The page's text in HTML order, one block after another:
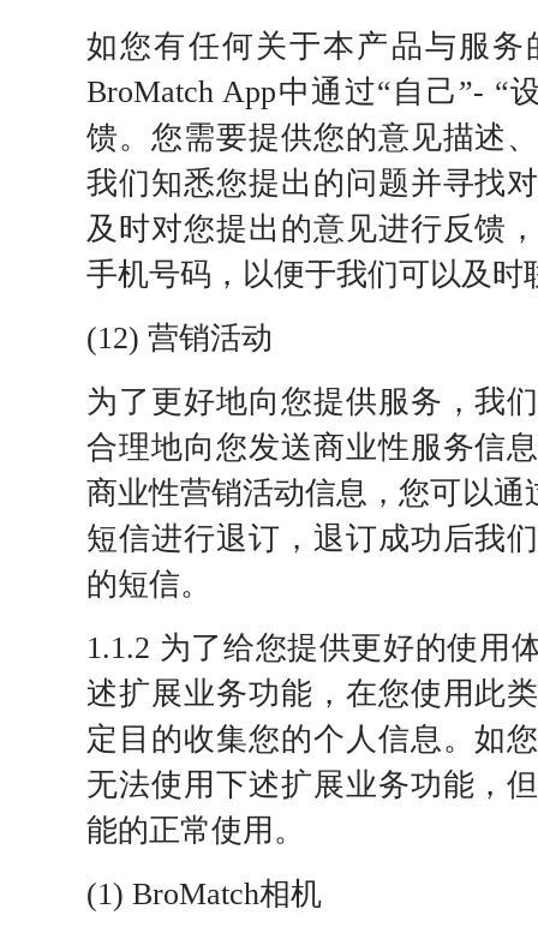
如您有任何关于本产品与服
BroMatch App中通过“自己”- “
馈。您需要提供您的意见描述
我们知悉您提出的问题并寻找
及时对您提出的意见进行反馈
手机号码，以便于我们可以及时
(12) 营销活动
为了更好地向您提供服务，我
合理地向您发送商业性服务信
商业性营销活动信息，您可以通
短信进行退订，退订成功后我
的短信。
1.1.2 为了给您提供更好的使用
述扩展业务功能，在您使用此
定目的收集您的个人信息。如
无法使用下述扩展业务功能，
能的正常使用。
(1) BroMatch相机